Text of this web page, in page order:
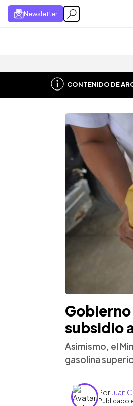
Newsletter
CONTENIDO DE
subsidio
Asimismo, el
gasolina
Por Juan
Publicado